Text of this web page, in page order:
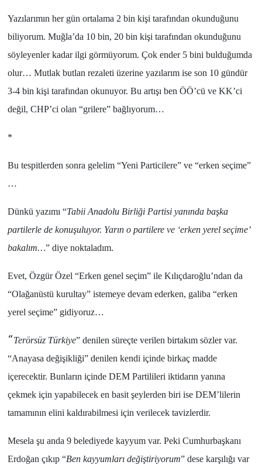
Yazılarımın her gün ortalama 2 bin kişi tarafından okunduğunu
biliyorum. Muğla’da 10 bin, 20 bin kişi tarafından okunduğunu
söyleyenler kadar ilgi görmüyorum. Çok ender 5 bini bulduğumda
olur… Mutlak butlan rezaleti üzerine yazılarım ise son 10gündür
3-4 bin kişi tarafından okunuyor. Bu artışı ben ÖÖ’cü ve KK’ci
değil, CHP’ci olan “grilere” bağlıyorum…
*
Bu tespitlerden sonra gelelim “Yeni Particilere” ve “erken seçime”
…
Dünkü yazımı “Tabii Anadolu Birliği Partisi yanında başka
partilerle de konuşuluyor. Yarın o partilere ve ‘erken yerel seçime’
bakalım…” diye noktaladım.
Evet, Özgür Özel “Erken genel seçim” ile Kılıçdaroğlu’ndan da
“Olağanüstü kurultay” istemeye devam ederken, galiba “erken
yerel seçime” gidiyoruz…
“Terörsüz Türkiye” denilen süreçte verilen birtakım sözler var.
“Anayasa değişikliği” denilen kendi içinde birkaç madde
içerecektir. Bunların içinde DEM Partilileri iktidarın yanına
çekmek için yapabilecek en basit şeylerden biri ise DEM’lilerin
tamamının elini kaldırabilmesi için verilecek tavizlerdir.
Mesela şu anda 9 belediyedekayyum var. Peki Cumhurbaşkanı
Erdoğan çıkıp “Ben kayyumları değiştiriyorum” dese karşılığı var